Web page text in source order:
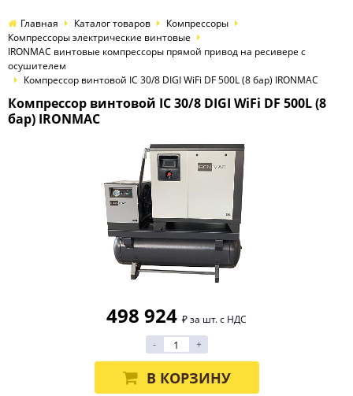
Главная Каталог товаров
Компрессоры
Компрессоры электрические винтовые
IRONMAC винтовые компрессоры прямой привод на ресивере с
осушителем
Компрессор винтовой IC 30/8 DIGI WiFi DF 500L (8 бар) IRONMAC
Компрессор винтовой IC 30/8 DIGI WiFi DF 500L (8
бар) IRONMAC
498 924 ₽ за шт. с НДС
-
+
В КОРЗИНУ